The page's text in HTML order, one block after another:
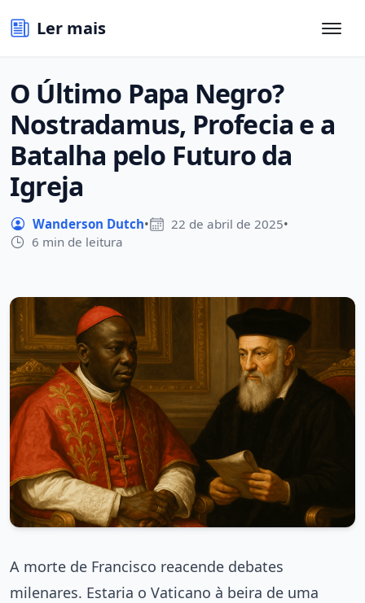
Ler mais
O Último Papa Negro?
Nostradamus, Profecia e a
Batalha pelo Futuro da
Igreja
Wanderson Dutch• 22 de abril de 2025•
6 min de leitura
A morte de Francisco reacende debates
milenares. Estaria o Vaticano à beira de uma